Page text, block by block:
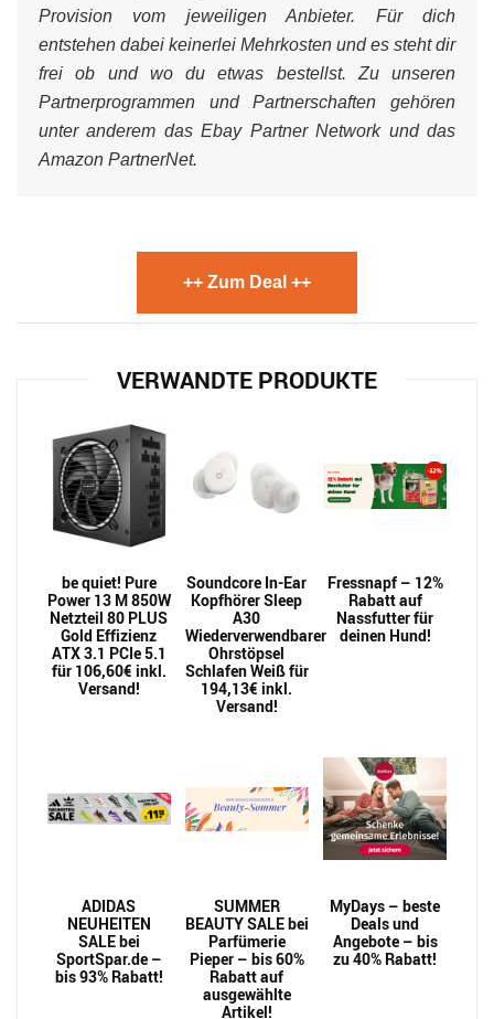
Provision vom jeweiligen Anbieter. Für dich
entstehen dabei keinerlei Mehrkosten und es steht dir
frei ob und wo du etwas bestellst. Zu unseren
Partnerprogrammen und Partnerschaften gehören
unter anderem das Ebay Partner Network und das
Amazon PartnerNet.
++ Zum Deal ++
VERWANDTE PRODUKTE
be quiet! Pure
Power 13 M 850W
Netzteil 80 PLUS
Gold Effizienz
ATX 3.1 PCIe 5.1
für 106,60€ inkl.
Versand!
Soundcore In-Ear
Kopfhörer Sleep
A30
Wiederverwendbarer
Ohrstöpsel
Schlafen Weiß für
194,13€ inkl.
Versand!
Fressnapf – 12%
Rabatt auf
Nassfutter für
deinen Hund!
ADIDAS
NEUHEITEN
SALE bei
SportSpar.de –
bis 93% Rabatt!
SUMMER
BEAUTY SALE bei
Parfümerie
Pieper – bis 60%
Rabatt auf
ausgewählte
Artikel!
MyDays – beste
Deals und
Angebote – bis
zu 40% Rabatt!